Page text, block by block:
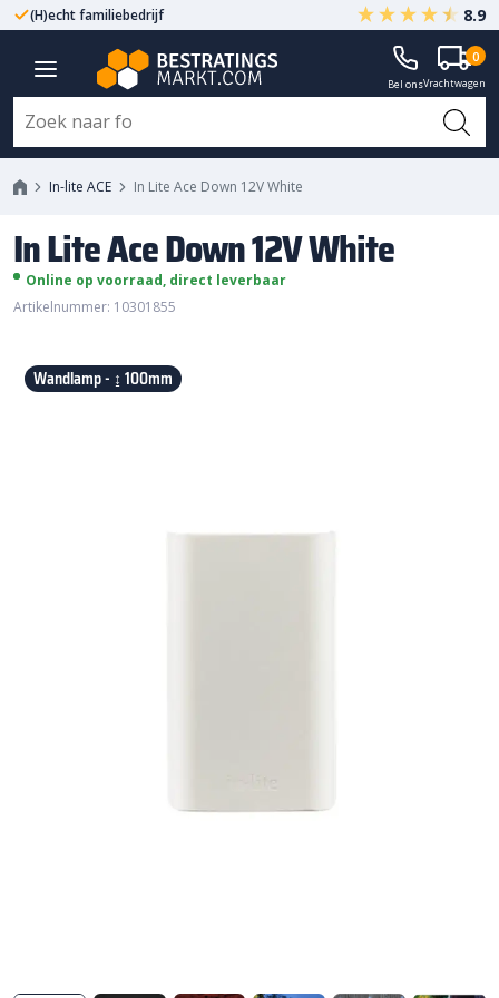
(H)echt familiebedrijf Gegarandeerd A-kwaliteit
8.9
Bel onsVrachtwagen
0
In-lite ACE In Lite Ace Down 12V White
In Lite Ace Down 12V White
Online op voorraad, direct leverbaar
Artikelnummer: 10301855
Wandlamp - ↨ 100mm
In Lite Ace Down 12V White